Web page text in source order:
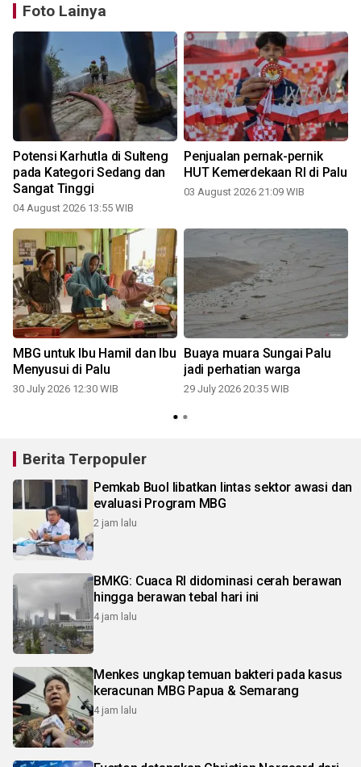
Foto Lainya
Potensi Karhutla di Sulteng
pada Kategori Sedang dan
Sangat Tinggi
04 August 2026 13:55 WIB
Penjualan pernak-pernik
HUT Kemerdekaan RI di Palu
03 August 2026 21:09 WIB
MBG untuk Ibu Hamil dan Ibu
Menyusui di Palu
30 July 2026 12:30 WIB
Buaya muara Sungai Palu
jadi perhatian warga
29 July 2026 20:35 WIB
Berita Terpopuler
Pemkab Buol libatkan lintas sektor awasi dan
evaluasi Program MBG
2 jam lalu
BMKG: Cuaca RI didominasi cerah berawan
hingga berawan tebal hari ini
4 jam lalu
Menkes ungkap temuan bakteri pada kasus
keracunan MBG Papua & Semarang
4 jam lalu